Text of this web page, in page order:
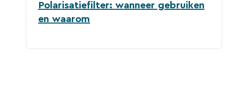
Polarisatiefilter: wanneer gebruiken
en waarom